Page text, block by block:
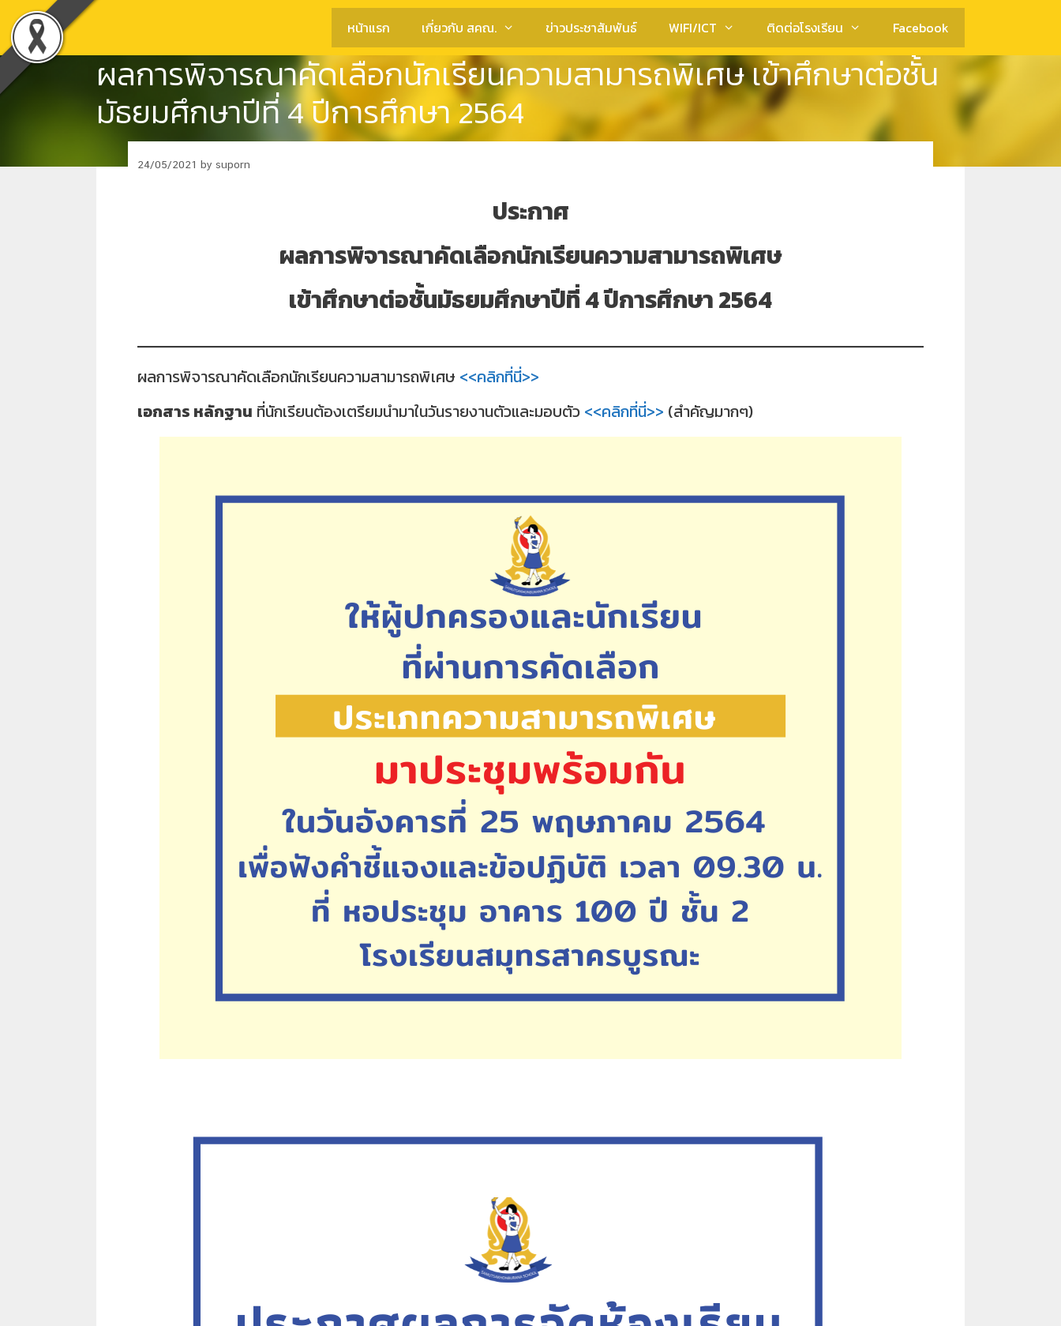
content
หน้าแรก เกี่ยวกับ สคณ. ข่าวประชาสัมพันธ์ WIFI/ICT ติดต่อโรงเรียน Facebook
ผลการพิจารณาคัดเลือกนักเรียนความสามารถพิเศษ เข้าศึกษาต่อชั้น
มัธยมศึกษาปีที่ 4 ปีการศึกษา 2564
24/05/2021 by suporn
ประกาศ
ผลการพิจารณาคัดเลือกนักเรียนความสามารถพิเศษ
เข้าศึกษาต่อชั้นมัธยมศึกษาปีที่ 4 ปีการศึกษา 2564
ผลการพิจารณาคัดเลือกนักเรียนความสามารถพิเศษ <<คลิกที่นี่>>
เอกสาร หลักฐาน ที่นักเรียนต้องเตรียมนำมาในวันรายงานตัวและมอบตัว <<คลิกที่นี่>> (สำคัญมากๆ)